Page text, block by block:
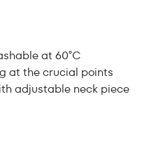
at 60°C
at the crucial points
adjustable neck piece